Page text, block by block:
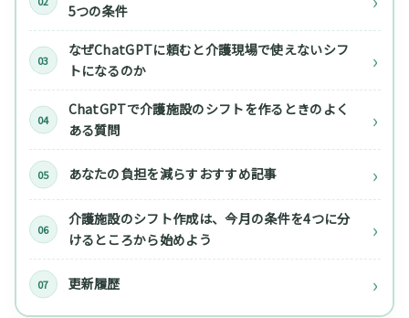
5つの条件
なぜChatGPTに頼むと介護現場で使えないシフ
トになるのか
ChatGPTで介護施設のシフトを作るときのよく
ある質問
あなたの負担を減らすおすすめ記事
介護施設のシフト作成は、今月の条件を4つに分
けるところから始めよう
更新履歴